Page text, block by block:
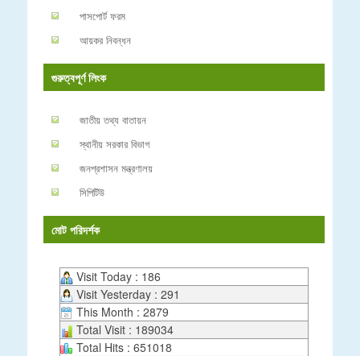
পাসপোর্ট ফরম
আয়কর নিবন্ধন
গুরুত্বপূর্ণ লিংক
জাতীয় তথ্য বাতায়ন
স্থানীয় সরকার বিভাগ
জনপ্রশাসন মন্ত্রণালয়
সিপিটিউ
মোট পরিদর্শক
Visit Today : 186
Visit Yesterday : 291
This Month : 2879
Total Visit : 189034
Total Hits : 651018